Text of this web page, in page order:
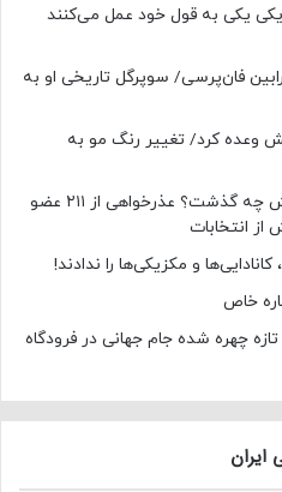
یکی به قول خود عمل می‌کنند
تولد ۴۳ سالگی رابین فان‌پرسی/ سوپرگل تاریخی او به
وعده کرد/ تغییر رنگ مو به
در نشست اضطراری فیفا در مراکش چه گذشت؟ عذرخواهی از ۲۱۱ عضو
از انتخابات
و مکزیکی‌ها را ندادند!
خاص
چهره شده جام جهانی در فرودگاه
ایران